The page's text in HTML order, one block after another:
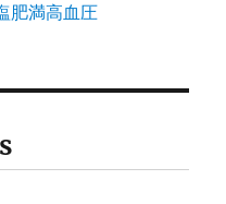
肥満高血圧